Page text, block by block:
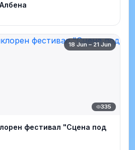
18 Jun – 21 Jun
335
фестивал "Сцена под